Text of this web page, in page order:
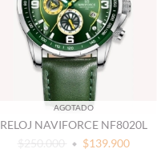
AGOTADO
RELOJ NAVIFORCE NF8020L
$250.000
$139.900